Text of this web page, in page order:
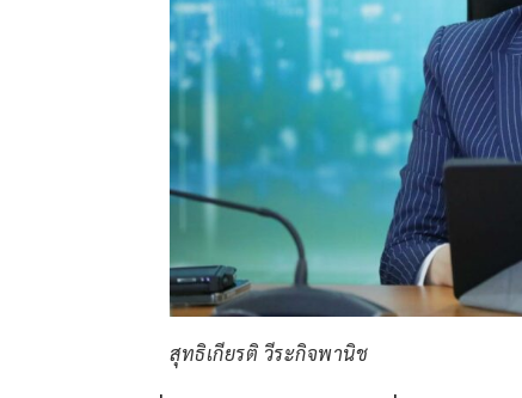
สุทธิเกียรติ วีระกิจพานิช